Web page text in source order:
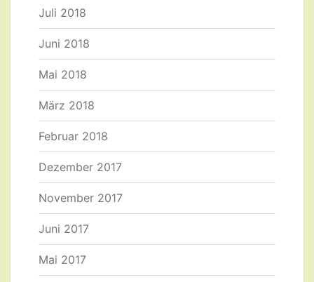
Juli 2018
Juni 2018
Mai 2018
März 2018
Februar 2018
Dezember 2017
November 2017
Juni 2017
Mai 2017